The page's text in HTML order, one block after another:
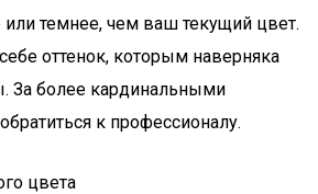
или темнее, чем ваш текущий цвет.
оттенок, которым наверняка
За более кардинальными
к профессионалу.
цвета